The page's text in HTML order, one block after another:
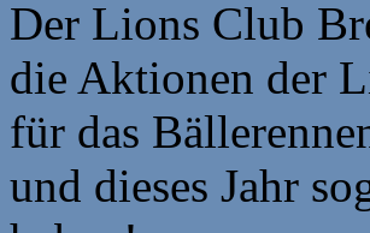
Der Lions Club
die Aktionen der
für das
und dieses Jahr